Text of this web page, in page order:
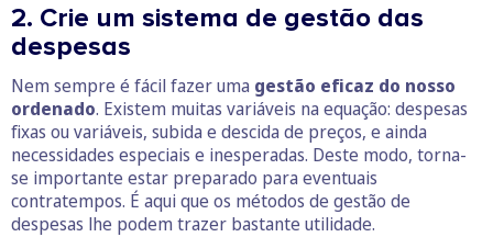
2. Crie um sistema de gestão das
despesas
Nem sempre é fácil fazer uma gestão eficaz do nosso
ordenado. Existem muitas variáveis na equação: despesas
fixas ou variáveis, subida e descida de preços, e ainda
necessidades especiais e inesperadas. Deste modo, torna-
se importante estar preparado para eventuais
contratempos. É aqui que os métodos de gestão de
despesas lhe podem trazer bastante utilidade.